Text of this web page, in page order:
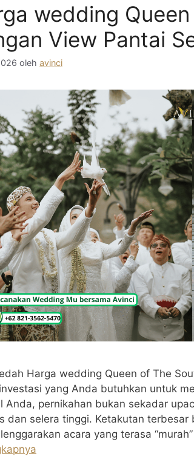
wedding
View Pantai
oleh avinci
Harga wedding Queen of The
yang Anda butuhkan untuk
Anda, pernikahan bukan sekadar
dan selera tinggi. Ketakutan terbesar
acara yang terasa